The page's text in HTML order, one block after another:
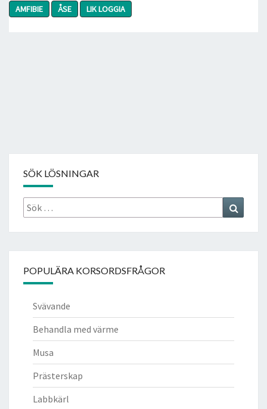
AMFIBIE
ÅSE LIK LOGGIA
SÖK LÖSNINGAR
Sök
efter:
POPULÄRA KORSORDSFRÅGOR
Svävande
Behandla med värme
Musa
Prästerskap
Labbkärl